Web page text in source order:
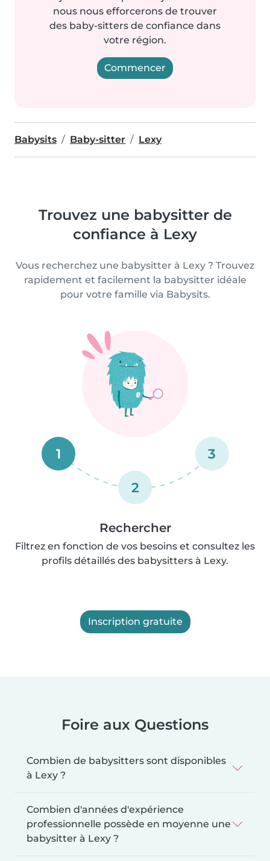
nous nous efforcerons de trouver
des baby-sitters de confiance dans
votre région.
Commencer
Babysits Baby-sitter Lexy
Trouvez une babysitter de
confiance à Lexy
Vous recherchez une babysitter à Lexy ? Trouvez
rapidement et facilement la babysitter idéale
pour votre famille via Babysits.
1
2
3
Rechercher
Filtrez en fonction de vos besoins et consultez les
profils détaillés des babysitters à Lexy.
Inscription gratuite
Foire aux Questions
Combien de babysitters sont disponibles
à Lexy ?
Combien d'années d'expérience
professionnelle possède en moyenne une
babysitter à Lexy ?